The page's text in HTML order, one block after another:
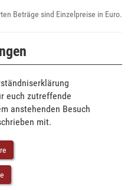
Beträge sind Einzelpreise in Euro.
euch zutreffende
anstehenden Besuch
mit.